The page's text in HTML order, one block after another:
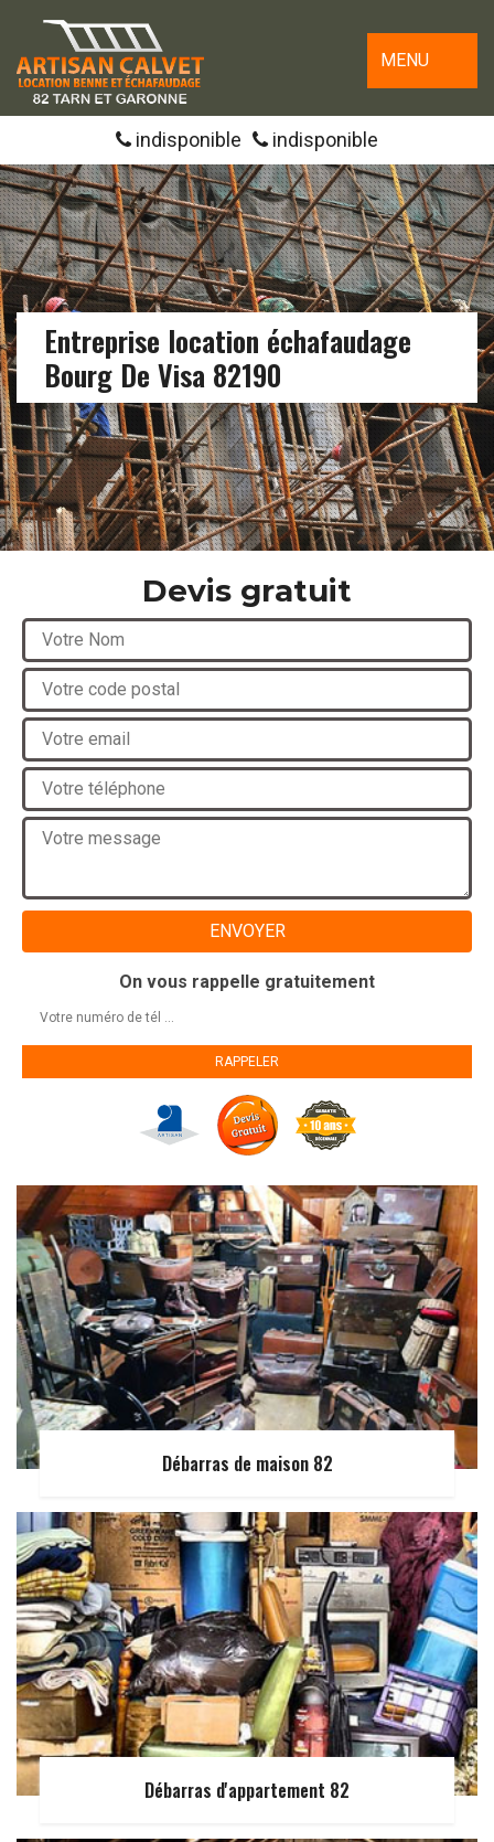
MENU
indisponible indisponible
Entreprise location échafaudage
Bourg De Visa 82190
Devis gratuit
On vous rappelle gratuitement
Débarras de maison 82
Débarras d'appartement 82